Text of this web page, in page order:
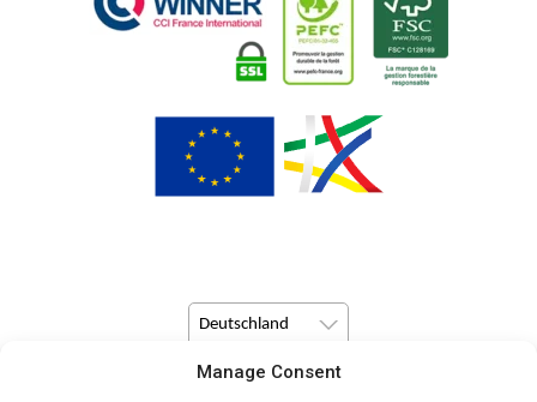
Manage Consent
Deutschland